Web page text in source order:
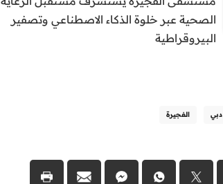
الصحية عبر خلوة الذكاء الاصطناعي وتصفير
البيروقراطية
دبي الفجيرة